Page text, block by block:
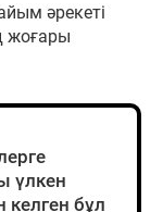
әрекеті
жоғары
үлкен
бұл